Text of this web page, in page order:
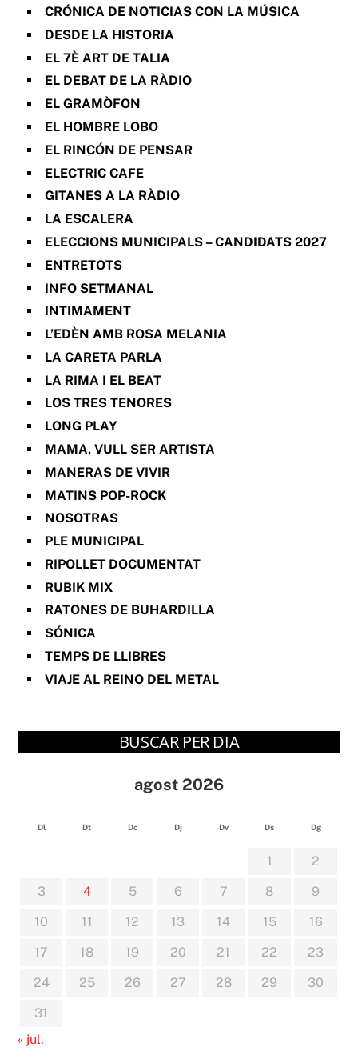
CRÓNICA DE NOTICIAS CON LA MÚSICA
DESDE LA HISTORIA
EL 7È ART DE TALIA
EL DEBAT DE LA RÀDIO
EL GRAMÒFON
EL HOMBRE LOBO
EL RINCÓN DE PENSAR
ELECTRIC CAFE
GITANES A LA RÀDIO
LA ESCALERA
ELECCIONS MUNICIPALS – CANDIDATS 2027
ENTRETOTS
INFO SETMANAL
INTIMAMENT
L’EDÈN AMB ROSA MELANIA
LA CARETA PARLA
LA RIMA I EL BEAT
LOS TRES TENORES
LONG PLAY
MAMA, VULL SER ARTISTA
MANERAS DE VIVIR
MATINS POP-ROCK
NOSOTRAS
PLE MUNICIPAL
RIPOLLET DOCUMENTAT
RUBIK MIX
RATONES DE BUHARDILLA
SÓNICA
TEMPS DE LLIBRES
VIAJE AL REINO DEL METAL
BUSCAR PER DIA
agost 2026
Dl Dt Dc Dj Dv Ds Dg
1
2
3
4 5 6 7 8
9
10
11 12 13 14 15
16
17
18 19 20 21 22
23
24
25 26 27 28 29
30
31
« jul.